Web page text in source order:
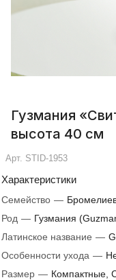
Гузмания
высота 40 см
Арт. STID-1953
Характеристики
Семейство —
Род — Гузмания
Латинское название —
Особенности ухода —
Размер — Компактные,